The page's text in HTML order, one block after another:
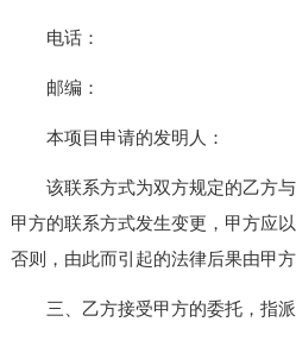
电话：
邮编：
本项目申请的发明人：
该联系方式为双方规定的乙方与
甲方的联系方式发生变更，甲方应
否则，由此而引起的法律后果由甲方
三、乙方接受甲方的委托，指派